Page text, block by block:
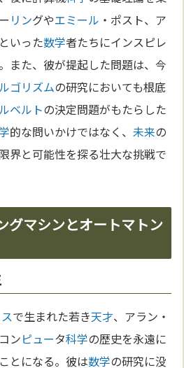
リングやエミール ・ポスト、ア
いった数学者たちにインスピレ
また、彼が提起した問題は、今
ゴリズムの研究においても根底
ベルトの決定問題がもたらした
的な問いかけではなく、未来の
界と可能性を探る壮大な挑戦で
グマシンとオートマトン
で生まれた若き天才、アラン・
ンピュータ科学の歴史を永遠に
とになる。彼は数学の研究に没